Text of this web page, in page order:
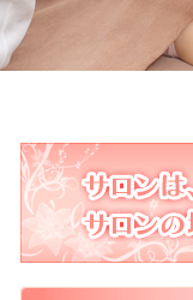
ム
ジ講座
ル